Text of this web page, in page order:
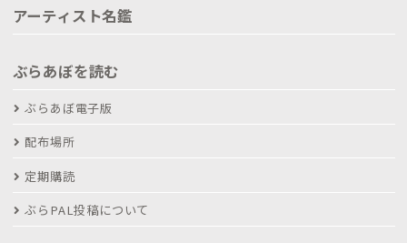
アーティスト名鑑
ぶらあぼを読む
ぶらあぼ電子版
配布場所
定期購読
ぶらPAL投稿について